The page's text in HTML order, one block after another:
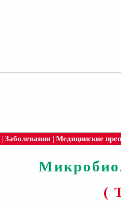
| Заболевания | Медицинские
(